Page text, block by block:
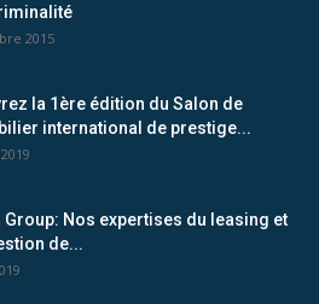
2015
la 1ère édition du Salon de
international de prestige...
Group: Nos expertises du leasing et
de...